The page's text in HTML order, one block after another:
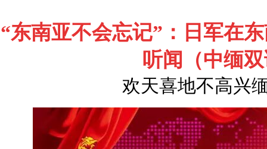
“东南亚不会忘记”：日军在
听闻（中缅
欢天喜地不高兴